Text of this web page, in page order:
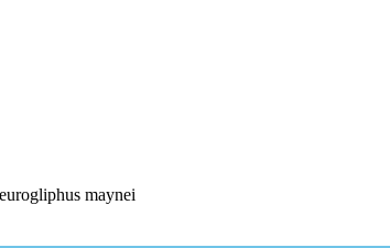
maynei